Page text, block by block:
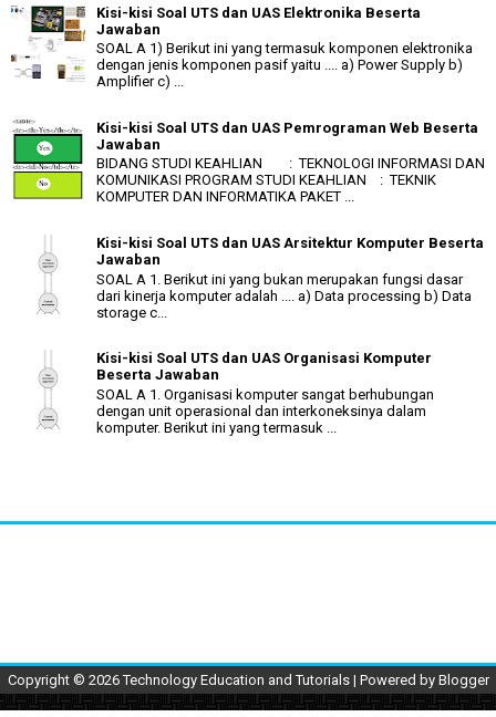
Kisi-kisi Soal UTS dan UAS Elektronika Beserta
Jawaban
SOAL A 1) Berikut ini yang termasuk komponen elektronika
dengan jenis komponen pasif yaitu .... a) Power Supply b)
Amplifier c) ...
Kisi-kisi Soal UTS dan UAS Pemrograman Web Beserta
Jawaban
BIDANG STUDI KEAHLIAN : TEKNOLOGI INFORMASI DAN
KOMUNIKASI PROGRAM STUDI KEAHLIAN : TEKNIK
KOMPUTER DAN INFORMATIKA PAKET ...
Kisi-kisi Soal UTS dan UAS Arsitektur Komputer Beserta
Jawaban
SOAL A 1. Berikut ini yang bukan merupakan fungsi dasar
dari kinerja komputer adalah .... a) Data processing b) Data
storage c...
Kisi-kisi Soal UTS dan UAS Organisasi Komputer
Beserta Jawaban
SOAL A 1. Organisasi komputer sangat berhubungan
dengan unit operasional dan interkoneksinya dalam
komputer. Berikut ini yang termasuk ...
Copyright © 2026Technology Education and Tutorials| Powered by Blogger